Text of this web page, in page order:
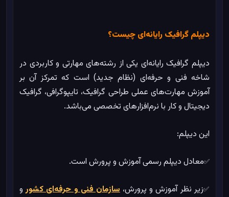
دیپلم گرافیک رایانه‌ای چیست؟
دیپلم گرافیک رایانه‌ای یکی از رشته‌های مهارتی و کاربردی در
شاخه فنی و حرفه‌ای (نظام جدید) است که تمرکز آن بر
آموزش مهارت‌های عملی طراحی گرافیک، تایپوگرافی، گرافیک
دیجیتال و کار با نرم‌افزارهای تخصصی می‌باشد.
این دیپلم:
✅معادل دیپلم رسمی آموزش و پرورش است.
✅زیر نظر آموزش و پرورش،سازمان فنی و حرفه‌ای کشورو